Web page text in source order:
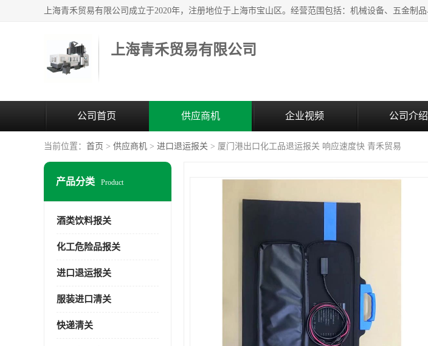
上海青禾贸易有限公司
公司首页 供应商机 企业视频 公司介绍
当前位置： 首页 > 供应商机 > 进口退运报关 > 厦门港出口化工品退运报关 响应速度快 青禾贸易
产品分类 Product
酒类饮料报关
化工危险品报关
进口退运报关
服装进口清关
快递清关